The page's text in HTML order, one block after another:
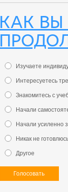
Как Вы
Изучаете
Интересуетесь
Знакомитесь с
Начали
Начали усиленно
Никак не
Другое
Голосовать